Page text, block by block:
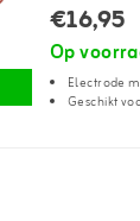
€16,95
Op
Electrode
Geschikt